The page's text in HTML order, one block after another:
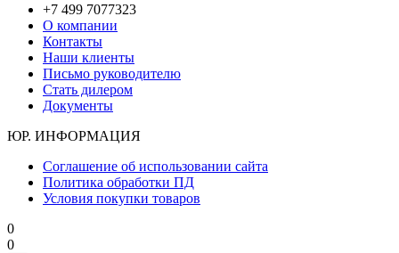
+7 499 7077323
О компании
Контакты
Наши клиенты
Письмо руководителю
Стать дилером
Документы
ЮР. ИНФОРМАЦИЯ
Соглашение об использовании сайта
Политика обработки ПД
Условия покупки товаров
0
0